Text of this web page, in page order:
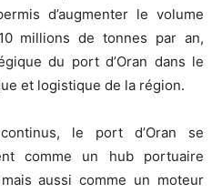
d’augmenter le volume
millions de tonnes par an,
du port d’Oran dans le
et logistique de la région.
le port d’Oran se
comme un hub portuaire
aussi comme un moteur